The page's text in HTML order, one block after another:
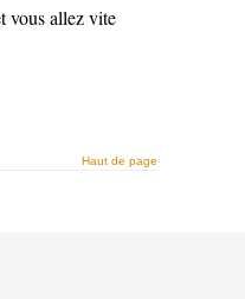
vous allez vite
Haut de page